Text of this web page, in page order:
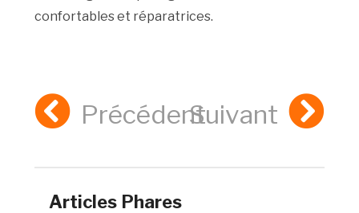
confortables et réparatrices.
PrécédentSuivant
Articles Phares